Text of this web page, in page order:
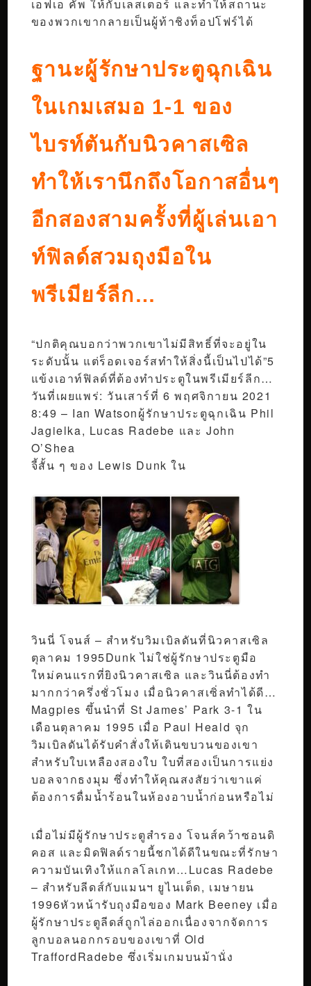
เอฟเอ คัพ ให้กับเลสเตอร์ และทำให้สถานะ
ของพวกเขากลายเป็นผู้ท้าชิงท็อปโฟร์ได้
ฐานะผู้รักษาประตูฉุกเฉิน
ในเกมเสมอ 1-1 ของ
ไบรท์ตันกับนิวคาสเซิล
ทำให้เรานึกถึงโอกาสอื่นๆ
อีกสองสามครั้งที่ผู้เล่นเอา
ท์ฟิลด์สวมถุงมือใน
พรีเมียร์ลีก…
“ปกติคุณบอกว่าพวกเขาไม่มีสิทธิ์ที่จะอยู่ใน
ระดับนั้น แต่ร็อดเจอร์สทำให้สิ่งนี้เป็นไปได้”5
แข้งเอาท์ฟิลด์ที่ต้องทำประตูในพรีเมียร์ลีก…
วันที่เผยแพร่: วันเสาร์ที่ 6 พฤศจิกายน 2021
8:49 – Ian Watsonผู้รักษาประตูฉุกเฉิน Phil
Jagielka, Lucas Radebe และ John
O’Shea
จี้สั้น ๆ ของ Lewis Dunk ใน
วินนี่ โจนส์ – สำหรับวิมเบิลดันที่นิวคาสเซิล
ตุลาคม 1995Dunk ไม่ใช่ผู้รักษาประตูมือ
ใหม่คนแรกที่ยิงนิวคาสเซิล และวินนี่ต้องทำ
มากกว่าครึ่งชั่วโมง เมื่อนิวคาสเซิ่ลทำได้ดี…
Magpies ขึ้นนำที่ St James’ Park 3-1 ใน
เดือนตุลาคม 1995 เมื่อ Paul Heald จุก
วิมเบิลดันได้รับคำสั่งให้เดินขบวนของเขา
สำหรับใบเหลืองสองใบ ใบที่สองเป็นการแย่ง
บอลจากธงมุม ซึ่งทำให้คุณสงสัยว่าเขาแค่
ต้องการดื่มน้ำร้อนในห้องอาบน้ำก่อนหรือไม่
เมื่อไม่มีผู้รักษาประตูสำรอง โจนส์คว้าซอนดิ
คอส และมิดฟิลด์รายนี้ชกได้ดีในขณะที่รักษา
ความบันเทิงให้แกลโลเกท…Lucas Radebe
– สำหรับลีดส์กับแมนฯ ยูไนเต็ด, เมษายน
1996หัวหน้ารับถุงมือของ Mark Beeney เมื่อ
ผู้รักษาประตูลีดส์ถูกไล่ออกเนื่องจากจัดการ
ลูกบอลนอกกรอบของเขาที่ Old
TraffordRadebe ซึ่งเริ่มเกมบนม้านั่ง